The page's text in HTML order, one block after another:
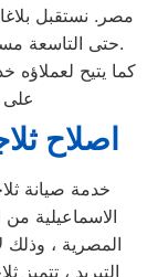
مصر. نستقبل
حتى التاسعة مساء من خلال الرقم المختصر لخدمة العملاء.
كما يتيح لعملاؤه
على
اصلاح
الاسماعيلية
المصرية ، وذلك
التبريد ، تتميز